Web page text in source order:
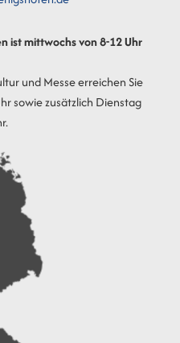
ist mittwochs von 8-12 Uhr
und Messe erreichen Sie
sowie zusätzlich Dienstag